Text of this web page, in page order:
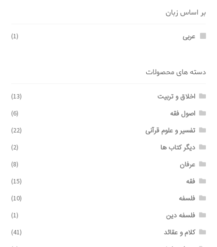
بر اساس زبان
عربی (1)
دسته های محصولات
اخلاق و تربیت (13)
اصول فقه (6)
تفسیر و علوم قرآنی (22)
دیگر کتاب ها (2)
عرفان (8)
فقه (15)
فلسفه (10)
فلسفه دین (1)
کلام و عقائد (41)